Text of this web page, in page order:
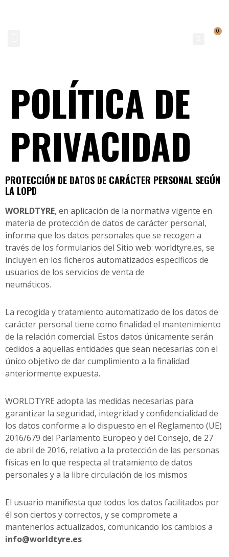
0
POLÍTICA DE
PRIVACIDAD
PROTECCIÓN DE DATOS DE CARÁCTER PERSONAL SEGÚN
LA LOPD
WORLDTYRE, en aplicación de la normativa vigente en
materia de protección de datos de carácter personal,
informa que los datos personales que se recogen a
través de los formularios del Sitio web: worldtyre.es, se
incluyen en los ficheros automatizados específicos de
usuarios de los servicios de venta de
neumáticos.
La recogida y tratamiento automatizado de los datos de
carácter personal tiene como finalidad el mantenimiento
de la relación comercial. Estos datos únicamente serán
cedidos a aquellas entidades que sean necesarias con el
único objetivo de dar cumplimiento a la finalidad
anteriormente expuesta.
WORLDTYRE adopta las medidas necesarias para
garantizar la seguridad, integridad y confidencialidad de
los datos conforme a lo dispuesto en el Reglamento (UE)
2016/679 del Parlamento Europeo y del Consejo, de 27
de abril de 2016, relativo a la protección de las personas
físicas en lo que respecta al tratamiento de datos
personales y a la libre circulación de los mismos
El usuario manifiesta que todos los datos facilitados por
él son ciertos y correctos, y se compromete a
mantenerlos actualizados, comunicando los cambios a
info@worldtyre.es